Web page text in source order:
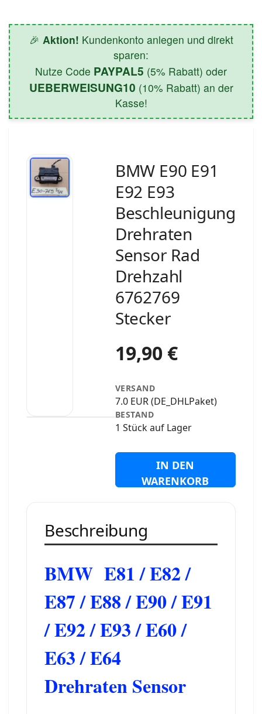
🎉 Aktion! Kundenkonto anlegen und direkt
sparen:
Nutze Code PAYPAL5 (5% Rabatt) oder
UEBERWEISUNG10 (10% Rabatt) an der
Kasse!
BMW E90 E91
E92 E93
Beschleunigung
Drehraten
Sensor Rad
Drehzahl
6762769
Stecker
19,90 €
VERSAND
7.0 EUR (DE_DHLPaket)
BESTAND
1 Stück auf Lager
IN DEN
WARENKORB
Beschreibung
BMW E81 / E82 /
E87 / E88 / E90 / E91
/ E92 / E93 / E60 /
E63 / E64
Drehraten Sensor